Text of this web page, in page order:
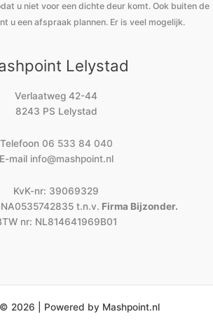
u niet voor een dichte deur komt. Ook buiten de
u een afspraak plannen. Er is veel mogelijk.
Lelystad
Verlaatweg 42-44
8243 PS Lelystad
Telefoon 06 533 84 040
E-mail info@mashpoint.nl
KvK-nr: 39069329
t.n.v. Firma Bijzonder.
nr: NL814641969B01
2026 | Powered by Mashpoint.nl